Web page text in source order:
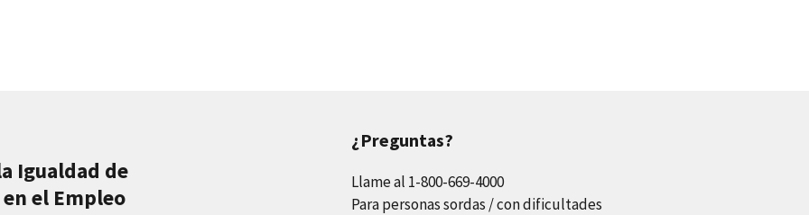
Igualdad de
el Empleo
¿Preguntas?
Llame al 1-800-669-4000
Para personas sordas / con dificultades